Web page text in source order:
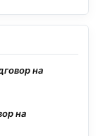
на
на